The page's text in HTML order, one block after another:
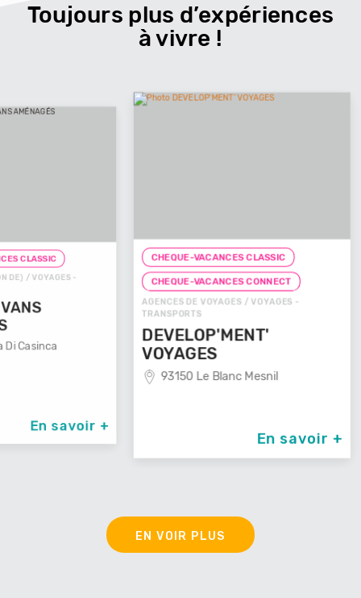
Toujours plus d’expériences
à vivre !
-
+
CHEQUE-VACANCES CLASSIC
CHEQUE-VACANCES CONNECT
AGENCES DE VOYAGES / VOYAGES -
DEVELOP'MENT'
VOYAGES
93150 Le Blanc Mesnil
En savoir +
EN VOIR PLUS